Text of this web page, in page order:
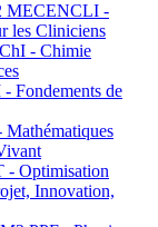
MECENCLI -
les Cliniciens
- Chimie
Fondements de
Optimisation
Innovation,